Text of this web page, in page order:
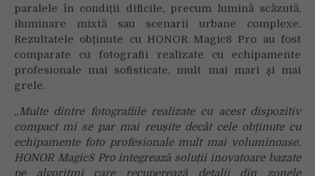
paralele în condiții dificile, precum lumină scăzută,
iluminare mixtă sau scenarii urbane complexe.
Rezultatele obținute cu HONOR Magic8 Pro au fost
comparate cu fotografii realizate cu echipamente
profesionale mai sofisticate, mult mai mari și mai
grele.
„Multe dintre fotografiile realizate cu acest dispozitiv
compact mi se par mai reușite decât cele obținute cu
echipamente foto profesionale mult mai voluminoase.
HONOR Magic8 Pro integrează soluții inovatoare bazate
pe algoritmi care recuperează detalii din zonele